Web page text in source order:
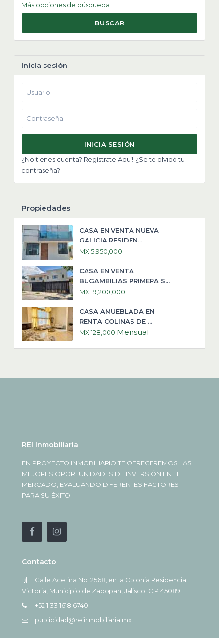
Más opciones de búsqueda
BUSCAR
Inicia sesión
INICIA SESIÓN
¿No tienes cuenta? Regístrate Aquí! ¿Se te olvidó tu
contraseña?
Propiedades
CASA EN VENTA NUEVA
GALICIA RESIDEN...
MX 5,950,000
CASA EN VENTA
BUGAMBILIAS PRIMERA S...
MX 19,200,000
CASA AMUEBLADA EN
RENTA COLINAS DE ...
MX 128,000 Mensual
REI Inmobiliaria
EN PROYECTO INMOBILIARIO TE OFRECEREMOS LAS
MEJORES OPORTUNIDADES DE INVERSIÓN EN EL
MERCADO, EVALUANDO DIFERENTES FACTORES
PARA SU ÉXITO.
Contacto
Calle Acerina No. 2568, en la Colonia Residencial
Victoria, Municipio de Zapopan, Jalisco. C.P 45089
+52 1 33 1618 6740
publicidad@reiinmobiliaria.mx